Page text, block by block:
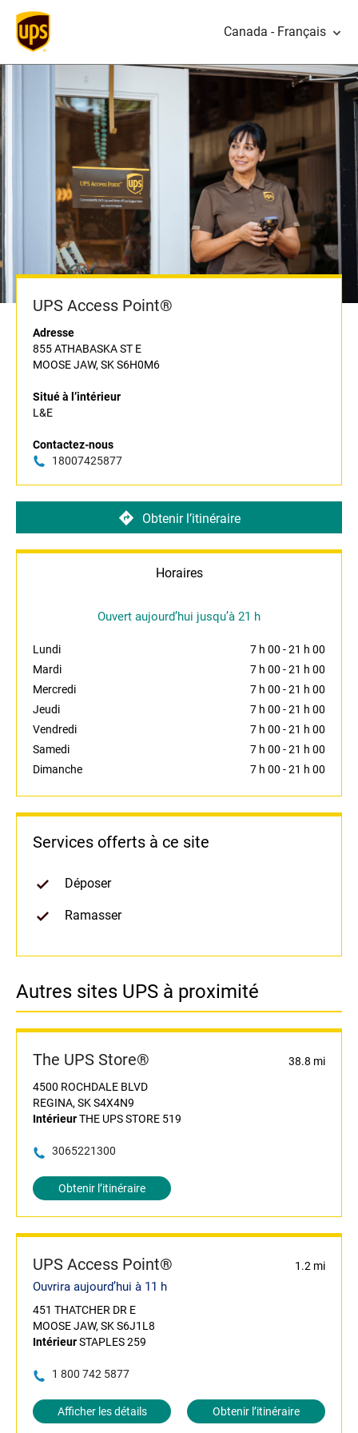
Canada - Français
UPS Access Point®
Adresse
855 ATHABASKA ST E
MOOSE JAW, SK S6H0M6
Situé à l’intérieur
L&E
Contactez-nous
18007425877
Obtenir l’itinéraire
Horaires
Ouvert aujourd’hui jusqu’à 21 h
Lundi 7 h 00 -21 h 00
Mardi
7 h 00 -21 h 00
Mercredi
7 h 00 -21 h 00
Jeudi
7 h 00 -21 h 00
Vendredi
7 h 00 -21 h 00
Samedi
7 h 00 -21 h 00
Dimanche
7 h 00 -21 h 00
Services offerts à ce site
Déposer
Ramasser
Autres sites UPS à proximité
The UPS Store®
38.8 mi
4500 ROCHDALE BLVD
REGINA, SK S4X4N9
IntérieurTHE UPS STORE 519
3065221300
Obtenir l’itinéraire
UPS Access Point® 1.2 mi
Ouvrira aujourd’hui à 11 h
451 THATCHER DR E
MOOSE JAW, SK S6J1L8
IntérieurSTAPLES 259
1 800 742 5877
Afficher les détails Obtenir l’itinéraire